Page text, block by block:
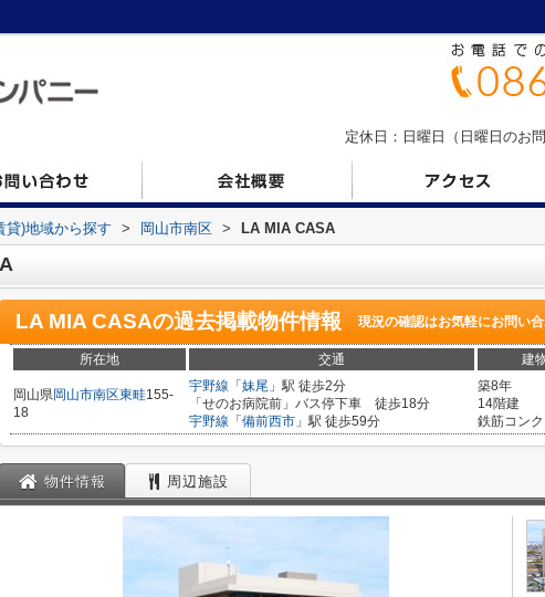
定休日：日曜日（日曜日のお
貸)地域から探す > 岡山市南区 > LA MIA CASA
LA MIA CASAの過去掲載物件情報 現況の確認はお気軽にお問い合
所在地 交通 建
岡山県岡山市南区東畦155-
18
宇野線 「 妹尾 」駅 徒歩2分
「せのお病院前」バス停下車 徒歩18分
宇野線 「 備前西市 」駅 徒歩59分
築8年
14階建
鉄筋コンク
物件情報 周辺施設